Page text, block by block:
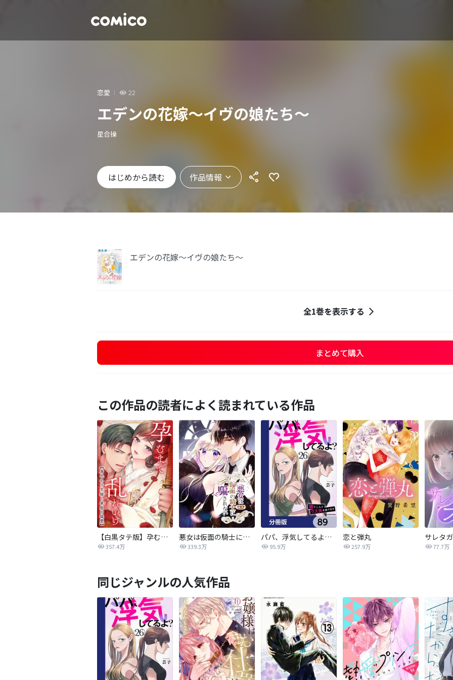
恋愛 22
エデンの花嫁～イヴの娘たち～
星合操
はじめから読む 作品情報
エデンの花嫁～イヴの娘たち～
全1巻を表示する
まとめて購入
この作品の読者によく読まれている作品
【白黒タテ版】孕むまで乱れいけ～身代わり花嫁と軍服の猛愛
357.4万
悪女は仮面の騎士に騙されない
339.3万
パパ、浮気してるよ？娘と二人でクズ夫を捨てます【分冊版】
95.9万
恋と弾丸
257.9万 77.7万
同じジャンルの人気作品